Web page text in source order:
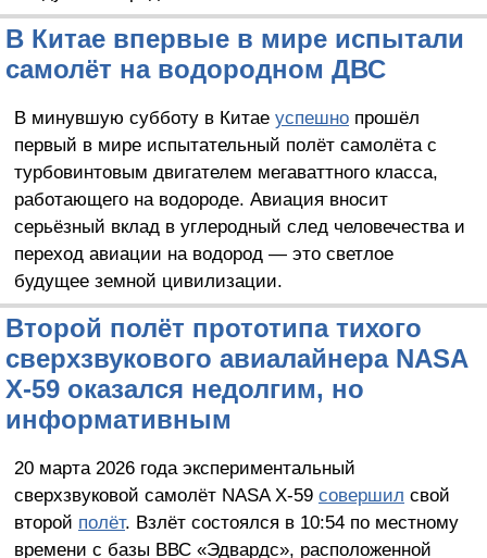
В Китае впервые в мире испытали
самолёт на водородном ДВС
В минувшую субботу в Китае успешнопрошёл
первый в мире испытательный полёт самолёта с
турбовинтовым двигателем мегаваттного класса,
работающего на водороде. Авиация вносит
серьёзный вклад в углеродный след человечества и
переход авиации на водород — это светлое
будущее земной цивилизации.
Второй полёт прототипа тихого
сверхзвукового авиалайнера NASA
X-59 оказался недолгим, но
информативным
20 марта 2026 года экспериментальный
сверхзвуковой самолёт NASA X-59 совершил свой
второй полёт. Взлёт состоялся в 10:54 по местному
времени с базы ВВС «Эдвардс», расположенной